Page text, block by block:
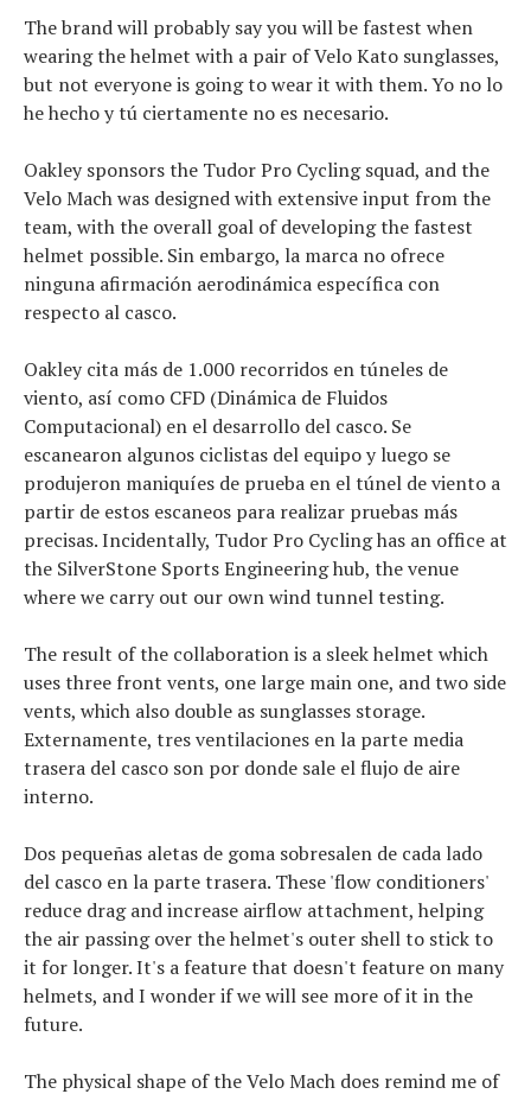
The brand will probably say you will be fastest when
wearing the helmet with a pair of Velo Kato sunglasses,
but not everyone is going to wear it with them. Yo no lo
he hecho y tú ciertamente no es necesario.
Oakley sponsors the Tudor Pro Cycling squad, and the
Velo Mach was designed with extensive input from the
team, with the overall goal of developing the fastest
helmet possible. Sin embargo, la marca no ofrece
ninguna afirmación aerodinámica específica con
respecto al casco.
Oakley cita más de 1.000 recorridos en túneles de
viento, así como CFD (Dinámica de Fluidos
Computacional) en el desarrollo del casco. Se
escanearon algunos ciclistas del equipo y luego se
produjeron maniquíes de prueba en el túnel de viento a
partir de estos escaneos para realizar pruebas más
precisas. Incidentally, Tudor Pro Cycling has an office at
the SilverStone Sports Engineering hub, the venue
where we carry out our own wind tunnel testing.
The result of the collaboration is a sleek helmet which
uses three front vents, one large main one, and two side
vents, which also double as sunglasses storage.
Externamente, tres ventilaciones en la parte media
trasera del casco son por donde sale el flujo de aire
interno.
Dos pequeñas aletas de goma sobresalen de cada lado
del casco en la parte trasera. These 'flow conditioners'
reduce drag and increase airflow attachment, helping
the air passing over the helmet's outer shell to stick to
it for longer. It's a feature that doesn't feature on many
helmets, and I wonder if we will see more of it in the
future.
The physical shape of the Velo Mach does remind me of
Noticias
Tecnologías
Revisión de productos
Consejo
Tendencias
Artículos